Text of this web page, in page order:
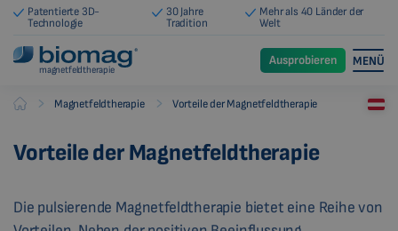
Patentierte 3D-
Technologie
30 Jahre
Tradition
Mehr als 40 Länder der
Welt
magnetfeldtherapie
Ausprobieren MENÜ
Biomag Magnetfeldtherapie Vorteile der Magnetfeldtherapie
Vorteile der Magnetfeldtherapie
Die pulsierende Magnetfeldtherapie bietet eine Reihe von